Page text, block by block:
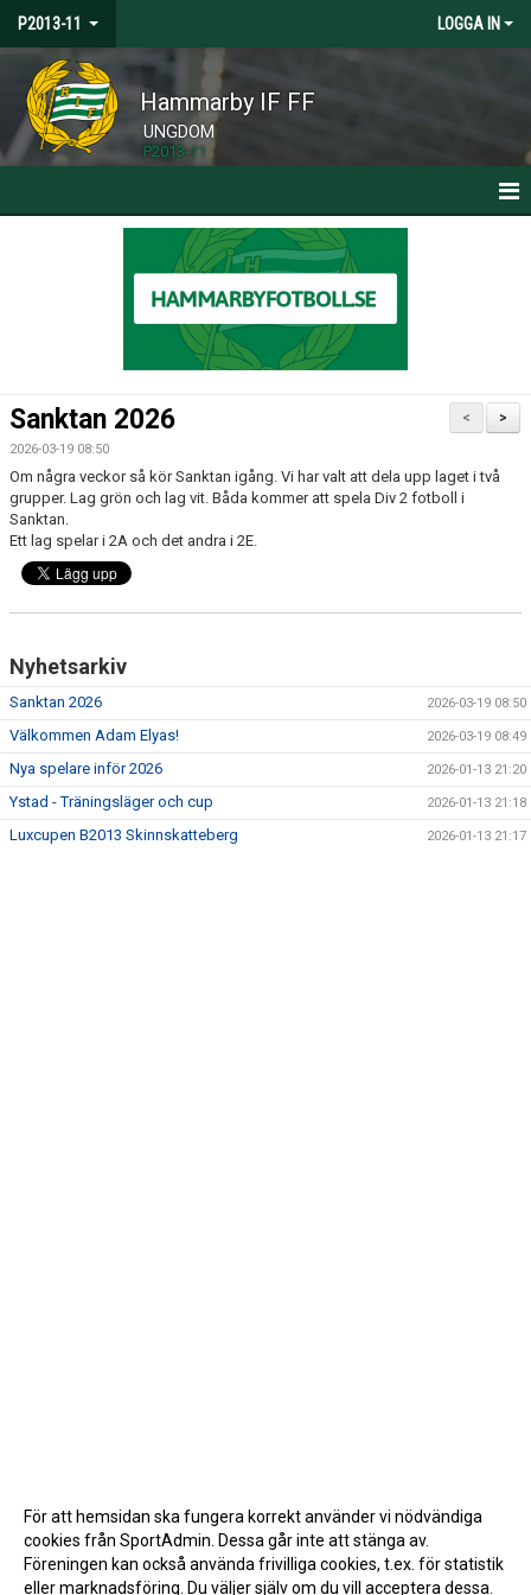
P2013-11 LOGGA IN
Hammarby IF FF
UNGDOM
P2013-11
TRUPPEN
BILDGALLERI
DOKUMENT
>
<
Sanktan 2026
2026-03-19 08:50
Om några veckor så kör Sanktan igång. Vi har valt att dela upp laget i två
grupper. Lag grön och lag vit. Båda kommer att spela Div 2 fotboll i
Sanktan.
Ett lag spelar i 2A och det andra i 2E.
Nyhetsarkiv
Sanktan 2026 2026-03-19 08:50
Välkommen Adam Elyas! 2026-03-19 08:49
Nya spelare inför 2026 2026-01-13 21:20
Ystad - Träningsläger och cup 2026-01-13 21:18
Luxcupen B2013 Skinnskatteberg 2026-01-13 21:17
För att hemsidan ska fungera korrekt använder vi nödvändiga
cookies från SportAdmin. Dessa går inte att stänga av.
Föreningen kan också använda frivilliga cookies, t.ex. för statistik
eller marknadsföring. Du väljer själv om du vill acceptera dessa.